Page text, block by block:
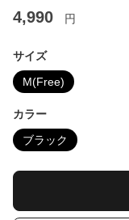
4,990 円
サイズ
M(Free)
カラー
ブラック